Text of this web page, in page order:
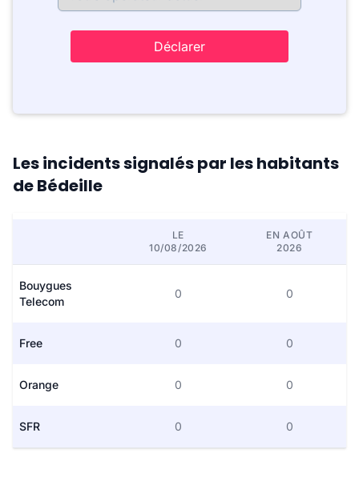
Déclarer
Les incidents signalés par les habitants
de Bédeille
LE
10/08/2026
EN AOÛT
2026
Bouygues
Telecom
0 0
Free 0 0
Orange 0 0
SFR 0 0